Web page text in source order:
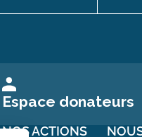
Espace donateurs
NOS ACTIONS